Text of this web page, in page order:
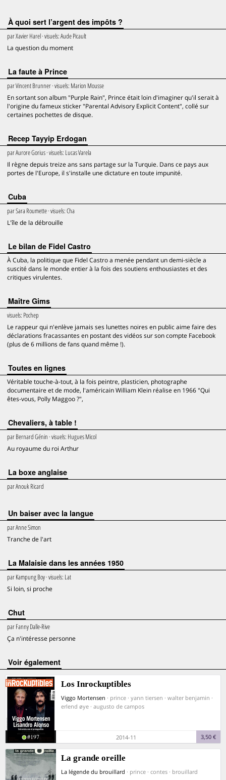
À quoi sert l’argent des impôts ?
parXavier Harel· visuels:Aude Picault
La question du moment
La faute à Prince
parVincent Brunner· visuels: Marion Mousse
En sortant son album "Purple Rain", Prince était loin d'imaginer qu'il serait à
l'origine du fameux sticker "Parental Advisory Explicit Content", collé sur
certaines pochettes de disque.
Recep Tayyip Erdogan
parAurore Gorius· visuels: Lucas Varela
Il règne depuis treize ans sans partage sur la Turquie. Dans ce pays aux
portes de l'Europe, il s'installe une dictature en toute impunité.
Cuba
parSara Roumette· visuels:Cha
L'île de la débrouille
Le bilan de Fidel Castro
À Cuba, la politique que Fidel Castro a menée pendant un demi-siècle a
suscité dans le monde entier à la fois des soutiens enthousiastes et des
critiques virulentes.
Maître Gims
visuels: Pochep
Le rappeur qui n'enlève jamais ses lunettes noires en public aime faire des
déclarations fracassantes en postant des vidéos sur son compte Facebook
(plus de 6 millions de fans quand même !).
Toutes en lignes
Véritable touche-à-tout, à la fois peintre, plasticien, photographe
documentaire et de mode, l'américain William Klein réalise en 1966 "Qui
êtes-vous, Polly Maggoo ?",
Chevaliers, à table !
parBernard Génin · visuels: Hugues Micol
Au royaume du roi Arthur
La boxe anglaise
parAnouk Ricard
Un baiser avec la langue
parAnne Simon
Tranche de l'art
La Malaisie dans les années 1950
parKampung Boy· visuels: Lat
Si loin, si proche
Chut
parFanny Dalle-Rive
Ça n'intéresse personne
voir également
Los Inrockuptibles
Viggo Mortensen · prince · yann tiersen · walter benjamin ·
erlend øye · augusto de campos
#197 2014-11 3,50 €
La grande oreille
La légende du brouillard · prince · contes · brouillard